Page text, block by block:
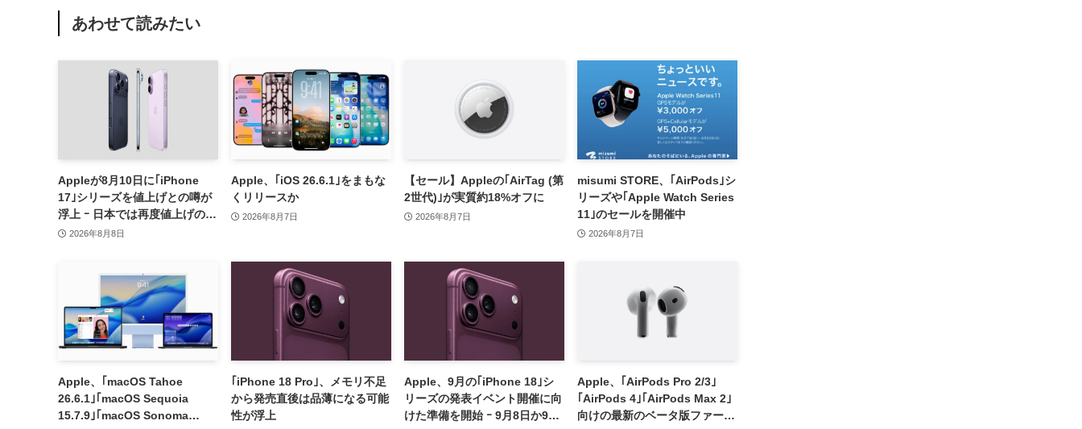
あわせて読みたい
Appleが8月10日に｢iPhone
17｣シリーズを値上げとの噂が
浮上 ｰ 日本では再度値上げの可
能性も?!
2026年8月8日
Apple、｢iOS 26.6.1｣をまもな
くリリースか
2026年8月7日
【セール】Appleの｢AirTag (第
2世代)｣が実質約18%オフに
2026年8月7日
misumi STORE、｢AirPods｣シ
リーズや｢Apple Watch Series
11｣のセールを開催中
2026年8月7日
Apple、｢macOS Tahoe
26.6.1｣｢macOS Sequoia
15.7.9｣｢macOS Sonoma
｢iPhone 18 Pro｣、メモリ不足
から発売直後は品薄になる可能
性が浮上
Apple、9月の｢iPhone 18｣シ
リーズの発表イベント開催に向
けた準備を開始 ｰ 9月8日か9月
Apple、｢AirPods Pro 2/3｣
｢AirPods 4｣｢AirPods Max 2｣
向けの最新のベータ版ファーム